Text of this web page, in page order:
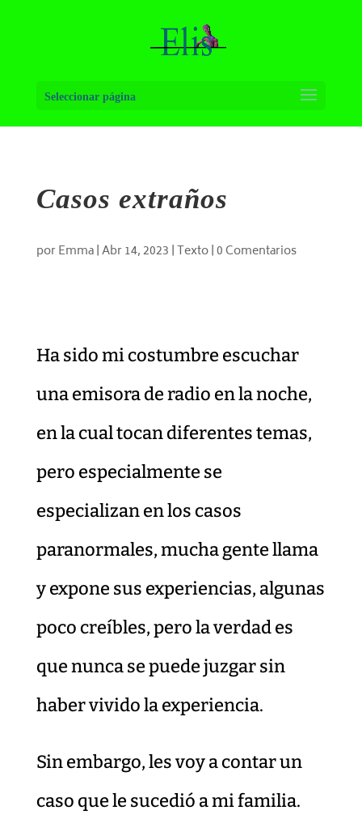
Seleccionar página
Casos extraños
porEmma|Abr 14, 2023 |Texto|0 Comentarios
Ha sido mi costumbre escuchar
una emisora de radio en la noche,
en la cual tocan diferentes temas,
pero especialmente se
especializan en los casos
paranormales, mucha gente llama
y expone sus experiencias, algunas
poco creíbles, pero la verdad es
que nunca se puede juzgar sin
haber vivido la experiencia.
Sin embargo, les voy a contar un
caso que le sucedió a mi familia.